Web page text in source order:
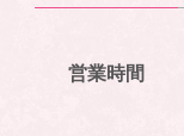
営業時間